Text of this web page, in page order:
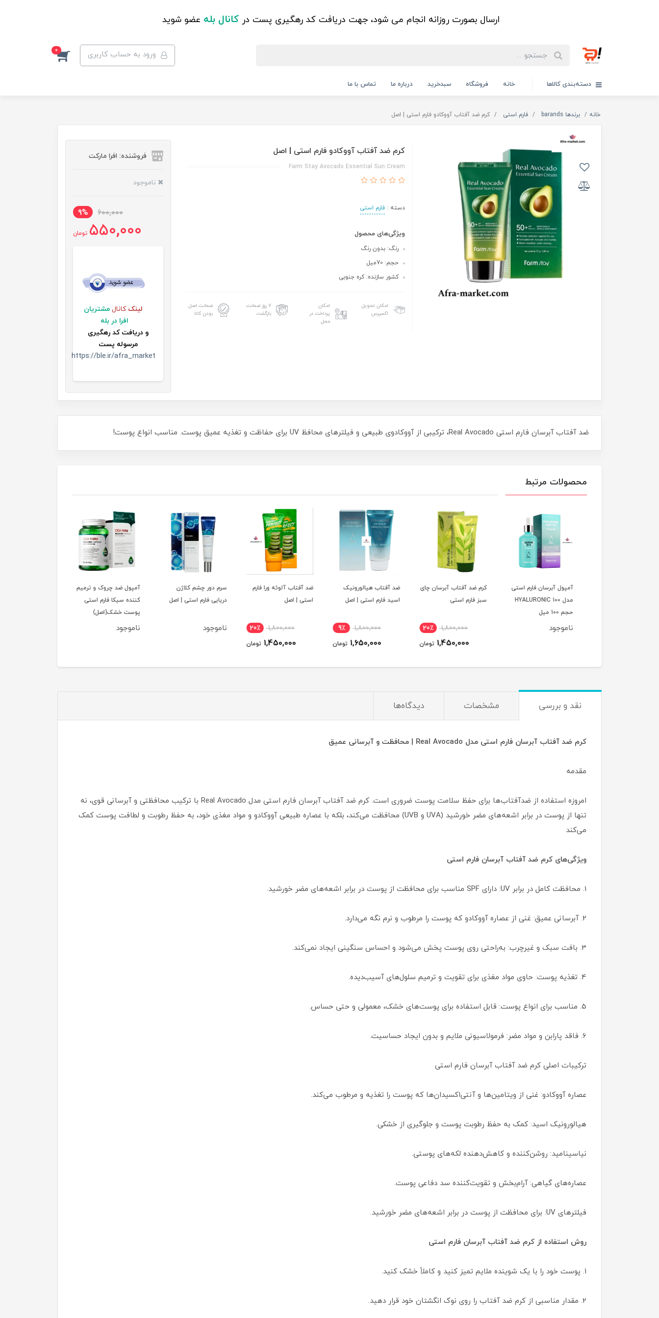
ارسال بصورت روزانه انجام می شود، جهت دریافت کد رهگیری پست در کانال بله عضو شوید
ورود به حساب کاربری 0
دسته‌بندی کالاها خانه فروشگاه سبدخرید درباره ما تماس با ما
خانه برندها barands فارم استی کرم ضد آفتاب آووکادو فارم استی | اصل
کرم ضد آفتاب آووکادو فارم استی | اصل
Farm Stay Avocado Essential Sun Cream
دسته :فارم استی
ویژگی‌های محصول
رنگ: بدون رنگ
حجم: 70میل
کشور سازنده: کره جنوبی
امکان تحویل
اکسپرس
امکان
پرداخت در
محل
۷ روز ضمانت
بازگشت
ضمانت اصل
بودن کالا
فروشنده: افرا مارکت
ناموجود
600,000
9%
550,000 تومان
لینک کانال مشتریان
افرا در بله
و دریافت کد رهگیری
مرسوله پست
https://ble.ir/afra_market
ضد آفتاب آبرسان فارم استی Real Avocado، ترکیبی از آووکادوی طبیعی و فیلترهای محافظ UV برای حفاظت و تغذیه عمیق پوست. مناسب انواع پوست!
محصولات مرتبط
آمپول آبرسان فارم استی
مدل 100 HYALURONIC
حجم 100 میل
ناموجود
کرم ضد آفتاب آبرسان چای
سبز فارم استی
1,800,000 20٪
1,450,000 تومان
ضد آفتاب هیالورونیک
اسید فارم استی | اصل
1,800,000 9٪
1,650,000 تومان
ضد آفتاب آلوئه ورا فارم
استی | اصل
1,800,000 20٪
1,450,000 تومان
سرم دور چشم کلاژن
دریایی فارم استی | اصل
ناموجود
آمپول ضد چروک و ترمیم
کننده سیکا فارم استی
پوست خشک(اصل)
ناموجود
نقد و بررسی مشخصات دیدگاه‌ها
کرم ضد آفتاب آبرسان فارم استی مدل Real Avocado | محافظت و آبرسانی عمیق
مقدمه
امروزه استفاده از ضدآفتاب‌ها برای حفظ سلامت پوست ضروری است. کرم ضد آفتاب آبرسان فارم استی مدل Real Avocado با ترکیب محافظتی و آبرسانی قوی، نه
تنها از پوست در برابر اشعه‌های مضر خورشید (UVA و UVB) محافظت می‌کند، بلکه با عصاره طبیعی آووکادو و مواد مغذی خود، به حفظ رطوبت و لطافت پوست کمک
می‌کند
ویژگی‌های کرم ضد آفتاب آبرسان فارم استی
1. محافظت کامل در برابر UV: دارای SPF مناسب برای محافظت از پوست در برابر اشعه‌های مضر خورشید.
2. آبرسانی عمیق: غنی از عصاره آووکادو که پوست را مرطوب و نرم نگه می‌دارد.
3. بافت سبک و غیرچرب: به‌راحتی روی پوست پخش می‌شود و احساس سنگینی ایجاد نمی‌کند.
4. تغذیه پوست: حاوی مواد مغذی برای تقویت و ترمیم سلول‌های آسیب‌دیده.
5. مناسب برای انواع پوست: قابل استفاده برای پوست‌های خشک، معمولی و حتی حساس.
6. فاقد پارابن و مواد مضر: فرمولاسیونی ملایم و بدون ایجاد حساسیت.
ترکیبات اصلی کرم ضد آفتاب آبرسان فارم استی
عصاره آووکادو: غنی از ویتامین‌ها و آنتی‌اکسیدان‌ها که پوست را تغذیه و مرطوب می‌کند.
هیالورونیک اسید: کمک به حفظ رطوبت پوست و جلوگیری از خشکی.
نیاسینامید: روشن‌کننده و کاهش‌دهنده لکه‌های پوستی.
عصاره‌های گیاهی: آرام‌بخش و تقویت‌کننده سد دفاعی پوست.
فیلترهای UV: برای محافظت از پوست در برابر اشعه‌های مضر خورشید.
روش استفاده از کرم ضد آفتاب آبرسان فارم استی
1. پوست خود را با یک شوینده ملایم تمیز کنید و کاملاً خشک کنید.
2. مقدار مناسبی از کرم ضد آفتاب را روی نوک انگشتان خود قرار دهید.